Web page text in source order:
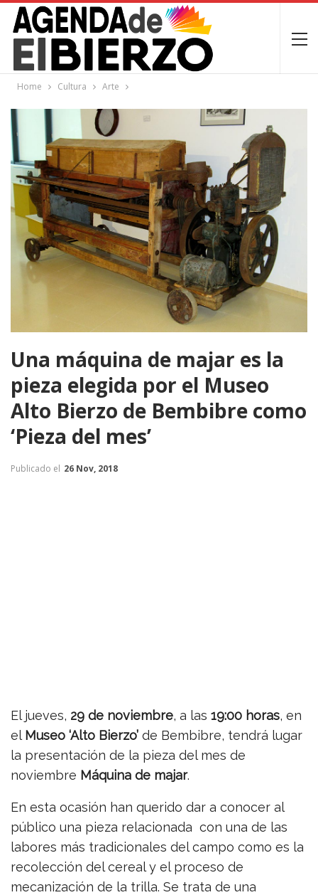
Home Cultura Arte
Una máquina de majar es la
pieza elegida por el Museo
Alto Bierzo de Bembibre como
‘Pieza del mes’
Publicado el 26 Nov, 2018
El jueves, 29 de noviembre, a las 19:00 horas, en
el Museo ‘Alto Bierzo’ de Bembibre, tendrá lugar
la presentación de la pieza del mes de
noviembre Máquina de majar.
En esta ocasión han querido dar a conocer al
público una pieza relacionada con una de las
labores más tradicionales del campo como es la
recolección del cereal y el proceso de
mecanización de la trilla. Se trata de una